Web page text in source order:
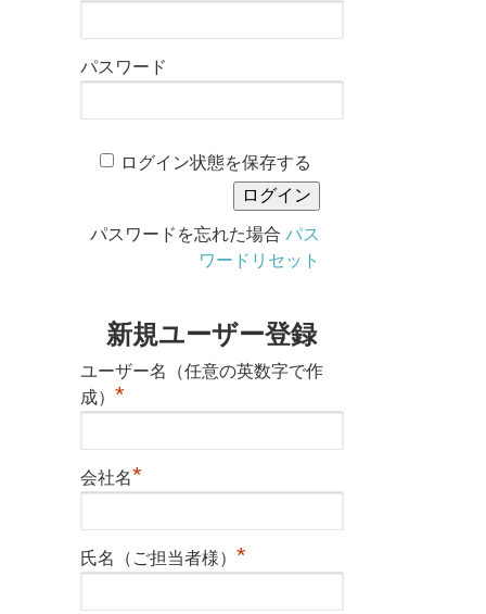
パスワード
ログイン状態を保存する
パスワードを忘れた場合 パス
ワードリセット
新規ユーザー登録
ユーザー名（任意の英数字で作
成） *
会社名*
氏名（ご担当者様） *